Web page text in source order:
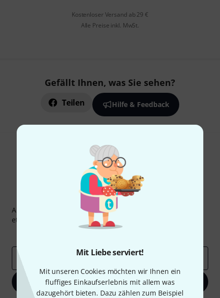
Mit Liebe serviert!
Mit unseren Cookies möchten wir Ihnen ein
fluffiges Einkaufserlebnis mit allem was
dazugehört bieten. Dazu zählen zum Beispiel
Kostenloser Versand ab 29 €
Alle Preise inkl. MwSt.
Gefällt Ihnen, was Sie sehen?
Teilen Hilfe & Feedback
Thomann Newsletter
Abonniere den Thomann Newsletter und gewinne mit
etwas Glück einen von
50 Gutscheinen
E-Mail-Adresse
Jetzt anmelden